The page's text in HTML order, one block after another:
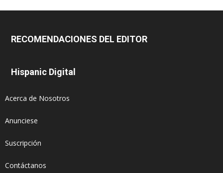
RECOMENDACIONES DEL EDITOR
Hispanic Digital
Acerca de Nosotros
Anunciese
Suscripción
Contáctanos